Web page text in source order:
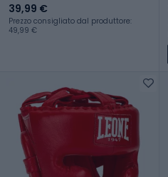
39,99 €
Prezzo consigliato dal produttore:
49,99 €